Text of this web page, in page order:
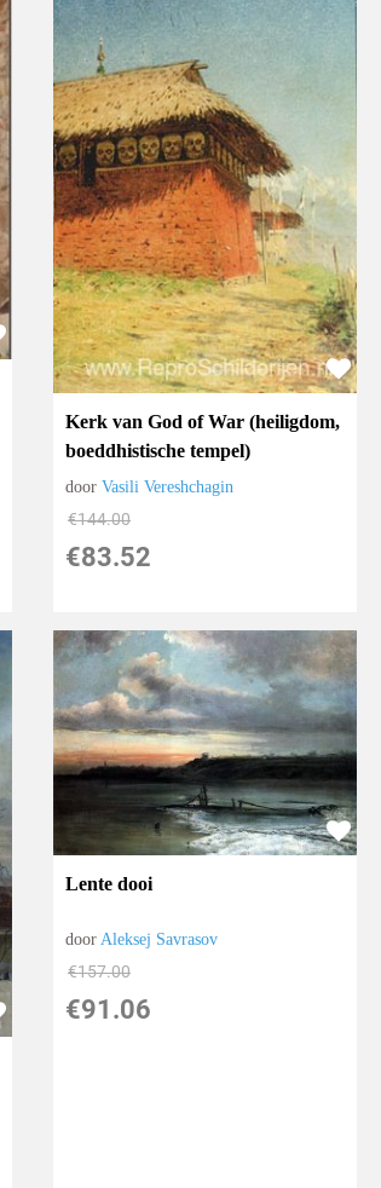
Kerk van God of War (heiligdom,
boeddhistische tempel)
doorVasili Vereshchagin
€144.00
€83.52
Lente dooi
doorAleksej Savrasov
€157.00
€91.06